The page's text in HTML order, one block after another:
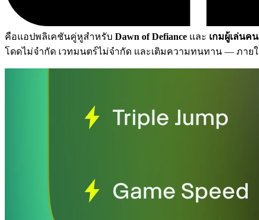
คือแอปพลิเคชันคู่หูสำหรับ Dawn of Defiance และ เกมผู้เล่นค
โดดไม่จำกัด เวทมนตร์ไม่จำกัด และเติมความทนทาน — ภาย